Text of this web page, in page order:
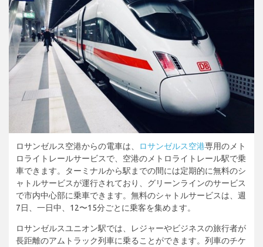
ロサンゼルス空港からの電車は、 ロサンゼルス空港専用のメト
ロライトレールサービスで、空港のメトロライトレール駅で乗
車できます。ターミナルから駅までの間には定期的に無料のシ
ャトルサービスが運行されており、グリーンラインのサービス
で市内中心部に乗車できます。無料のシャトルサービスは、週
7日、一日中、12〜15分ごとに乗客を集めます。
ロサンゼルスユニオン駅では、レジャーやビジネスの旅行者が
長距離のアムトラック列車に乗ることができます。列車のチケ